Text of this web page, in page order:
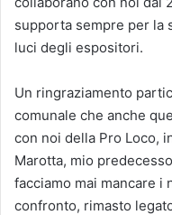
supporta sempre per la
luci degli espositori.
Un ringraziamento
comunale che anche
con noi della Pro Loco,
Marotta, mio
facciamo mai mancare
confronto, rimasto